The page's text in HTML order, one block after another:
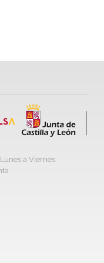
a Viernes